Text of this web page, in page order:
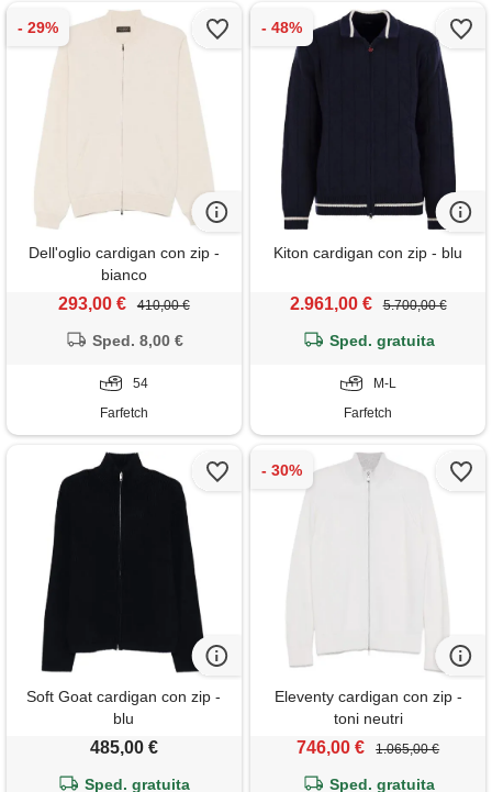
Dell'oglio cardigan con zip -
bianco
293,00 € 410,00 €
Sped. 8,00 €
54
Farfetch
Kiton cardigan con zip - blu
2.961,00 € 5.700,00 €
Sped. gratuita
M-L
Farfetch
Soft Goat cardigan con zip -
blu
485,00 €
Sped. gratuita
Eleventy cardigan con zip -
toni neutri
746,00 € 1.065,00 €
Sped. gratuita